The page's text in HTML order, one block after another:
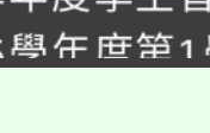
住民語歌
年度第